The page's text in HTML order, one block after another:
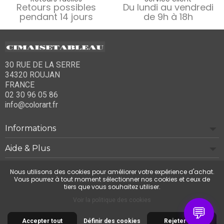
Retours possibles
pendant 14 jours
Du lundi au vendredi
de 9h à 18h
30 RUE DE LA SERRE
34320 ROUJAN
FRANCE
02 30 96 05 86
info@colorart.fr
Informations
Aide & Plus
Notre société
Contactez-nous
💬
Nous utilisons des cookies pour améliorer votre expérience d'achat.
Vous pourrez à tout moment sélectionner nos cookies et ceux de
tiers que vous souhaitez utiliser.
Voir la politique des cookies
Accepter tout Rejeter tout
Définir des cookies